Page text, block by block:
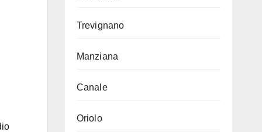
Trevignano
Manziana
Canale
Oriolo